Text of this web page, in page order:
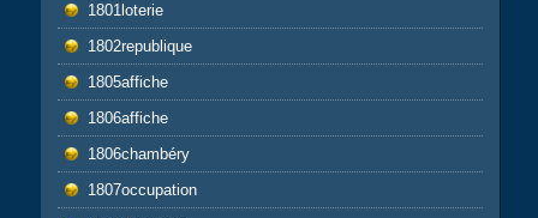
1801loterie
1802republique
1805affiche
1806affiche
1806chambéry
1807occupation